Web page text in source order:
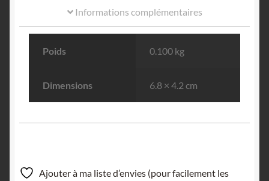
Informations complémentaires
Poids 0.100 kg
Dimensions 6.8 × 4.2 cm
Ajouter à ma liste d’envies (pour facilement les